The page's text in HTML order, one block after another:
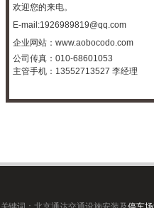
欢迎您的来电。
E-mail:1926989819@qq.com
企业 网站： www.aobocodo.com
公司传真：010-68601053
主管手机：13552713527 李经理